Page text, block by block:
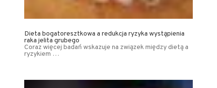
Dieta bogatoresztkowa a redukcja ryzyka wystąpienia
raka jelita grubego
Coraz więcej badań wskazuje na związek między dietą a
ryzykiem …